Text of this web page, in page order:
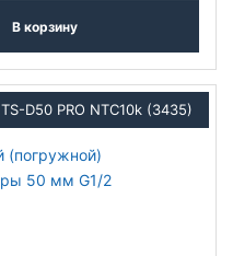
В корзину
TS-D50 PRO NTC10k (3435)